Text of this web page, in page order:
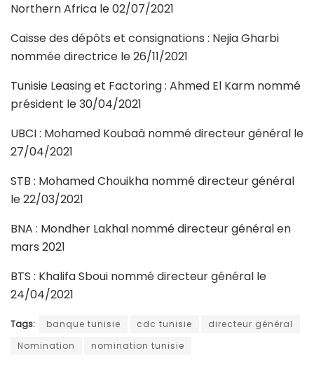
Northern Africa le 02/07/2021
Caisse des dépôts et consignations : Nejia Gharbi
nommée directrice le 26/11/2021
Tunisie Leasing et Factoring : Ahmed El Karm nommé
président le 30/04/2021
UBCI : Mohamed Koubaâ nommé directeur général le
27/04/2021
STB : Mohamed Chouikha nommé directeur général
le 22/03/2021
BNA : Mondher Lakhal nommé directeur général en
mars 2021
BTS : Khalifa Sboui nommé directeur général le
24/04/2021
Tags: banque tunisie cdc tunisie
directeur général
Nomination
nomination tunisie